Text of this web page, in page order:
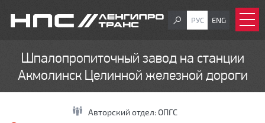
РУС ENG
Шпалопропиточный завод на станции
Акмолинск Целинной железной дороги
Авторский отдел: ОПГС